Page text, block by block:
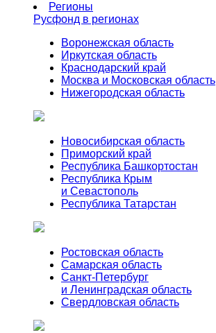
Регионы
Русфонд в регионах
Воронежская область
Иркутская область
Краснодарский край
Москва и Московская область
Нижегородская область
Новосибирская область
Приморский край
Республика Башкортостан
Республика Крым
и Севастополь
Республика Татарстан
Ростовская область
Самарская область
Санкт-Петербург
и Ленинградская область
Свердловская область